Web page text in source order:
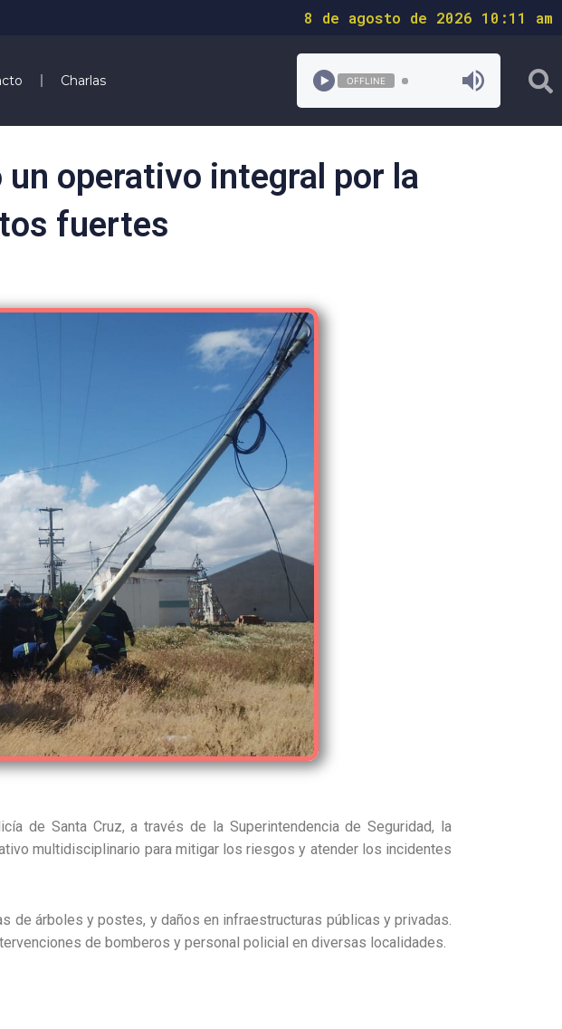
8 de agosto de 2026 10:11 am
Charlas OFFLINE
un operativo integral por la
fuertes
de Santa Cruz, a través de la Superintendencia de Seguridad, la
multidisciplinario para mitigar los riesgos y atender los incidentes
de árboles y postes, y daños en infraestructuras públicas y privadas.
de bomberos y personal policial en diversas localidades.